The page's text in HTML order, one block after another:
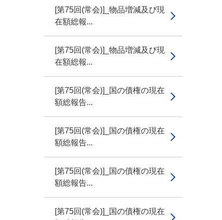
[第75回(常会)]_物品増減及び現
在額総報...
[第75回(常会)]_物品増減及び現
在額総報...
[第75回(常会)]_国の債権の現在
額総報告...
[第75回(常会)]_国の債権の現在
額総報告...
[第75回(常会)]_国の債権の現在
額総報告...
[第75回(常会)]_国の債権の現在